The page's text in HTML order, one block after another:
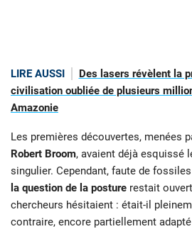
LIRE AUSSI
Des lasers révèlent la
civilisation oubliée de plusieurs
Amazonie
Les premières découvertes, menées
Robert Broom, avaient déjà esquissé
singulier. Cependant, faute de
la question de la posture restait
chercheurs hésitaient : était-il
contraire, encore partiellement